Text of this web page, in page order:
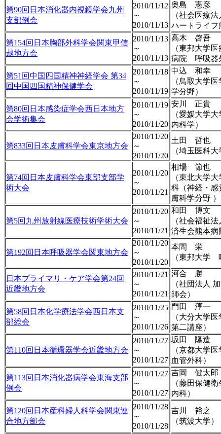
第90回日本消化器内視鏡学会九州
支部例会
2010/11/12
～
2010/11/13
奥島 憲彦
（社会医療
ハートライフ
第154回日本胸部外科学会関東甲信
越地方会
2010/11/13
～
2010/11/13
高木 啓吾
（東邦大学
病院 呼吸器
第51回中国四国精神神経学会 第34
回中国四国精神保健学会
2010/11/18
～
2010/11/19
中込 和幸
（鳥取大学
学分野）
第80回日本感染症学会西日本地方
会学術集会
2010/11/19
～
2010/11/20
安川 正貴
（愛媛大学
内科学）
第833回日本皮膚科学会東京地方会
2010/11/20
～
2010/11/20
土田 哲也
（埼玉医科
第74回日本皮膚科学会東部支部学
術大会
2010/11/20
～
2010/11/21
相場 節也
（東北大学
科（神経・感
膚科学分野 ）
第5回九州放射線医療技術学術大会
2010/11/20
～
2010/11/21
和田 博文
（社会福
済生会熊本病
第192回日本呼吸器学会関東地方会
2010/11/20
～
2010/11/20
本間 栄
（東邦大学
日本プライマリ・ケア学会第24回
近畿地方会
2010/11/21
～
2010/11/21
河合 勝
（社団法人
師会）
第58回日本化学療法学会西日本支
部総会
2010/11/25
～
2010/11/26
門田 淳一
（大分大学
第二講座）
第110回日本循環器学会近畿地方会
2010/11/27
～
2010/11/27
坂田 隆造
（京都大学
血管外科）
第113回日本消化器病学会東海支部
例会
2010/11/27
～
2010/11/27
吉岡 健太郎
（藤田保健
内科）
第120回日本産科婦人科学会関東連
合地方部会
2010/11/28
～
2010/11/28
吉川 裕之
（筑波大学）